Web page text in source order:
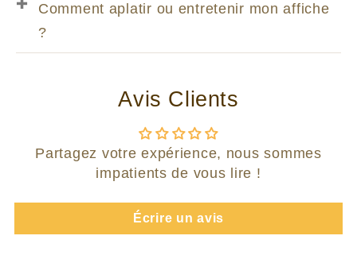
Comment aplatir ou entretenir mon affiche
?
Avis Clients
Partagez votre expérience, nous sommes
impatients de vous lire !
Écrire un avis